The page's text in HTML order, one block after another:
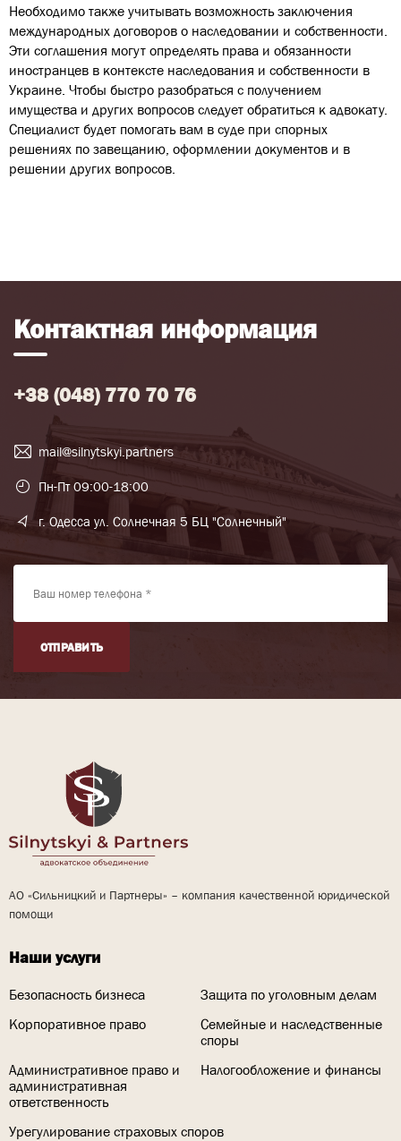
Необходимо также учитывать возможность заключения
международных договоров о наследовании и собственности.
Эти соглашения могут определять права и обязанности
иностранцев в контексте наследования и собственности в
Украине. Чтобы быстро разобраться с получением
имущества и других вопросов следует обратиться к адвокату.
Специалист будет помогать вам в суде при спорных
решениях по завещанию, оформлении документов и в
решении других вопросов.
Контактная информация
+38 (048) 770 70 76
mail@silnytskyi.partners
Пн-Пт 09:00-18:00
г. Одесса ул. Солнечная 5 БЦ "Солнечный"
ОТПРАВИТЬ
АО «Сильницкий и Партнеры» – компания качественной юридической
помощи
Наши услуги
Безопасность бизнеса
Защита по уголовным делам
Корпоративное право
Семейные и наследственные
споры
Административное право и
административная
ответственность
Налогообложение и финансы
Урегулирование страховых споров